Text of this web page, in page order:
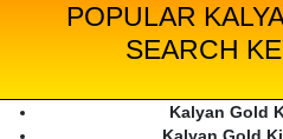
POPULAR
SEARCH
Kalyan Gold